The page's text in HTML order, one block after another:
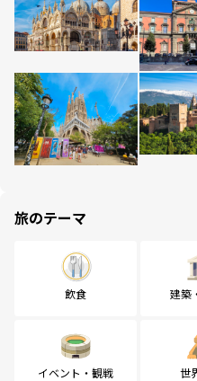
旅のテーマ
飲食 建築
イベント・観戦 世